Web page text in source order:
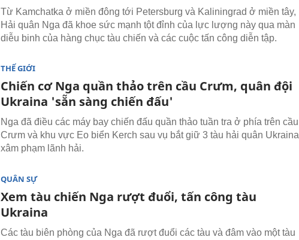
Từ Kamchatka ở miền đông tới Petersburg và Kaliningrad ở miền tây,
Hải quân Nga đã khoe sức mạnh tột đỉnh của lực lượng này qua màn
diễu binh của hàng chục tàu chiến và các cuộc tấn công diễn tập.
THẾ GIỚI
Chiến cơ Nga quần thảo trên cầu Crưm, quân đội
Ukraina 'sẵn sàng chiến đấu'
Nga đã điều các máy bay chiến đấu quần thảo tuần tra ở phía trên cầu
Crưm và khu vực Eo biển Kerch sau vụ bắt giữ 3 tàu hải quân Ukraina
xâm phạm lãnh hải.
QUÂN SỰ
Xem tàu chiến Nga rượt đuổi, tấn công tàu
Ukraina
Các tàu biên phòng của Nga đã rượt đuổi các tàu và đâm vào một tàu